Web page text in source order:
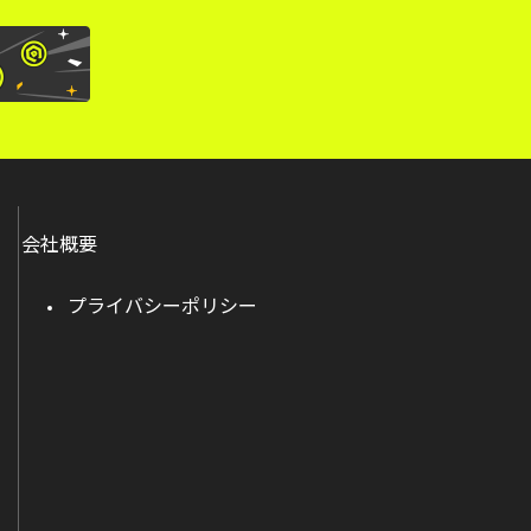
会社概要
プライバシーポリシー